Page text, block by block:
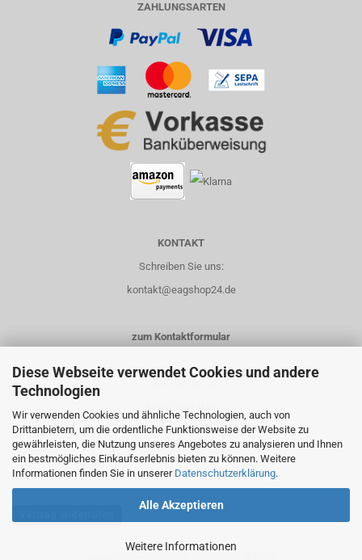
Diese Webseite verwendet Cookies und andere
Technologien
Wir verwenden Cookies und ähnliche Technologien, auch von
Drittanbietern, um die ordentliche Funktionsweise der Website zu
gewährleisten, die Nutzung unseres Angebotes zu analysieren und Ihnen
ein bestmögliches Einkaufserlebnis bieten zu können. Weitere
Informationen finden Sie in unserer Datenschutzerklärung.
Alle Akzeptieren
Weitere Informationen
ZAHLUNGSARTEN
KONTAKT
Schreiben Sie uns:
kontakt@eagshop24.de
zum Kontaktformular
0151-14435658